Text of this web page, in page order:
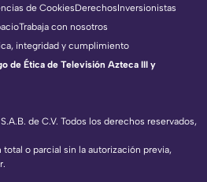
de C.V. Todos los derechos reservados,
o parcial sin la autorización previa,
de CookiesDerechosInversionistas
Trabaja con nosotros
integridad y cumplimiento
de Ética de Televisión Azteca III y